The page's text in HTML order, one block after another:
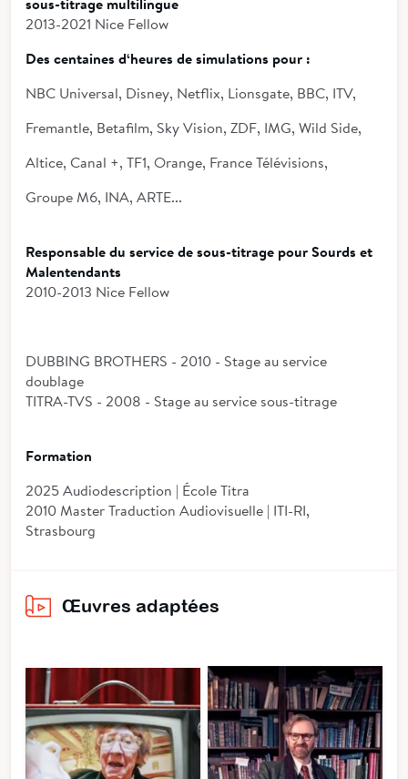
2013-2021 Nice Fellow
Des centaines d‘heures de simulations pour :
NBC Universal, Disney, Netflix, Lionsgate, BBC, ITV,
Fremantle, Betafilm, Sky Vision, ZDF, IMG, Wild Side,
Altice, Canal +, TF1, Orange, France Télévisions,
Groupe M6, INA, ARTE...
Responsable du service de sous-titrage pour Sourds et
Malentendants
2010-2013 Nice Fellow
DUBBING BROTHERS - 2010 - Stage au service
doublage
TITRA-TVS - 2008 - Stage au service sous-titrage
Formation
2025 Audiodescription | École Titra
2010 Master Traduction Audiovisuelle | ITI-RI,
Strasbourg
Œuvres adaptées